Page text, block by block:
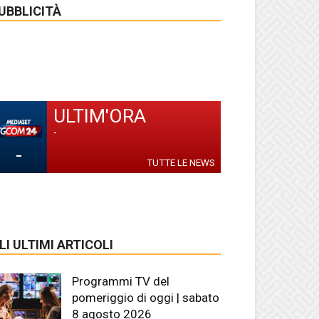
-
ULTIM'ORA
-
TUTTE LE NEWS
ULTIMI ARTICOLI
Programmi TV del
pomeriggio di oggi | sabato
8 agosto 2026